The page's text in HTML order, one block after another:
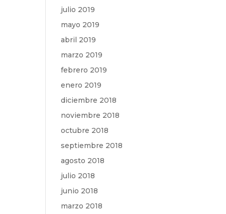
julio 2019
mayo 2019
abril 2019
marzo 2019
febrero 2019
enero 2019
diciembre 2018
noviembre 2018
octubre 2018
septiembre 2018
agosto 2018
julio 2018
junio 2018
marzo 2018